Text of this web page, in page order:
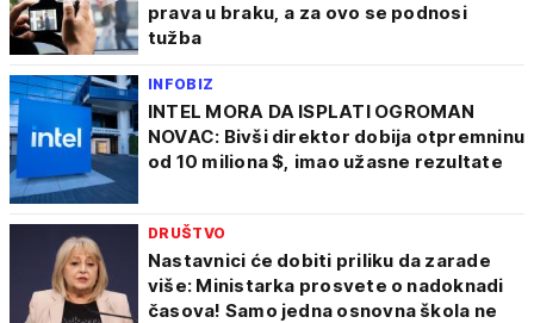
prava u braku, a za ovo se podnosi
tužba
INFOBIZ
INTEL MORA DA ISPLATI OGROMAN
NOVAC: Bivši direktor dobija otpremninu
od 10 miliona $, imao užasne rezultate
DRUŠTVO
Nastavnici će dobiti priliku da zarade
više: Ministarka prosvete o nadoknadi
časova! Samo jedna osnovna škola ne